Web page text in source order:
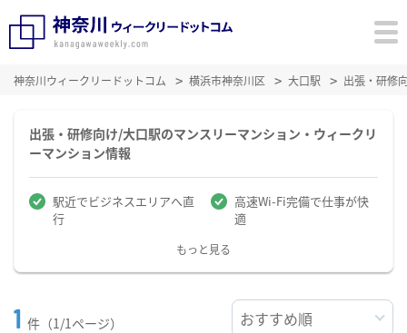
神奈川ウィークリードットコム 横浜市神奈川区 大口駅 出張・研修
出張・研修向け/大口駅のマンスリーマンション・ウィークリ
ーマンション情報
駅近でビジネスエリアへ直
行
高速Wi-Fi完備で仕事が快
適
もっと見る
1 件（1/1ページ）